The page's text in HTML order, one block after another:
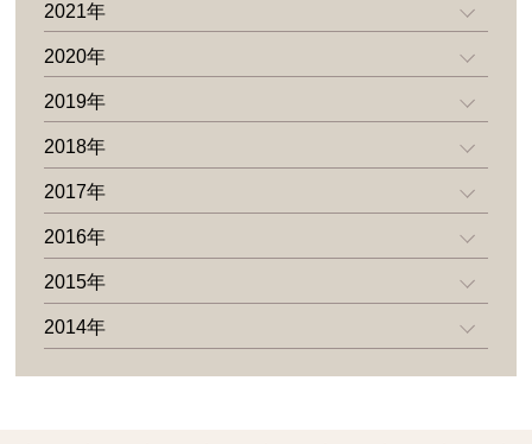
2021年
2020年
2019年
2018年
2017年
2016年
2015年
2014年